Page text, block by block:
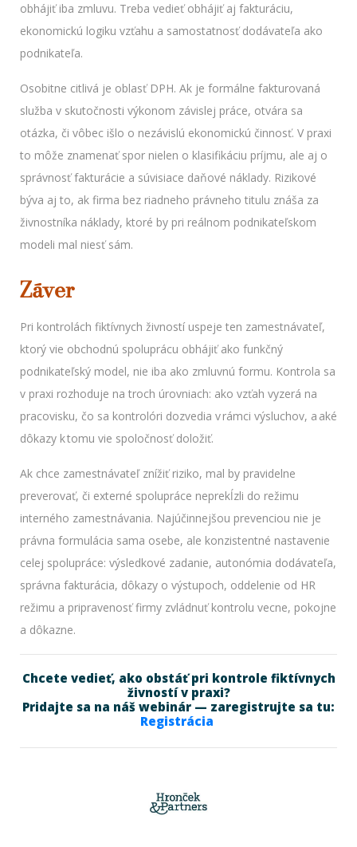
obhájiť iba zmluvu. Treba vedieť obhájiť aj fakturáciu,
ekonomickú logiku vzťahu a samostatnosť dodávateľa ako
podnikateľa.
Osobitne citlivá je oblasť DPH. Ak je formálne fakturovaná
služba v skutočnosti výkonom závislej práce, otvára sa
otázka, či vôbec išlo o nezávislú ekonomickú činnosť. V praxi
to môže znamenať spor nielen o klasifikáciu príjmu, ale aj o
správnosť fakturácie a súvisiace daňové náklady. Rizikové
býva aj to, ak firma bez riadneho právneho titulu znáša za
živnostníka náklady, ktoré by pri reálnom podnikateľskom
modeli mal niesť sám.
Záver
Pri kontrolách fiktívnych živností uspeje ten zamestnávateľ,
ktorý vie obchodnú spoluprácu obhájiť ako funkčný
podnikateľský model, nie iba ako zmluvnú formu. Kontrola sa
v praxi rozhoduje na troch úrovniach: ako vzťah vyzerá na
pracovisku, čo sa kontrolóri dozvedia v rámci výsluchov, a aké
dôkazy k tomu vie spoločnosť doložiť.
Ak chce zamestnávateľ znížiť riziko, mal by pravidelne
preverovať, či externé spolupráce neprekĺzli do režimu
interného zamestnávania. Najúčinnejšou prevenciou nie je
právna formulácia sama osebe, ale konzistentné nastavenie
celej spolupráce: výsledkové zadanie, autonómia dodávateľa,
správna fakturácia, dôkazy o výstupoch, oddelenie od HR
režimu a pripravenosť firmy zvládnuť kontrolu vecne, pokojne
a dôkazne.
Chcete vedieť, ako obstáť pri kontrole fiktívnych
živností v praxi?
Pridajte sa na náš webinár — zaregistrujte sa tu:
Registrácia